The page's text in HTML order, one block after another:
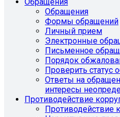
Обращения
Формы обращений
Личный прием
Электронные
Письменное
Порядок
Проверить статус
Ответы на
интересы
Противодействие
Противодействие